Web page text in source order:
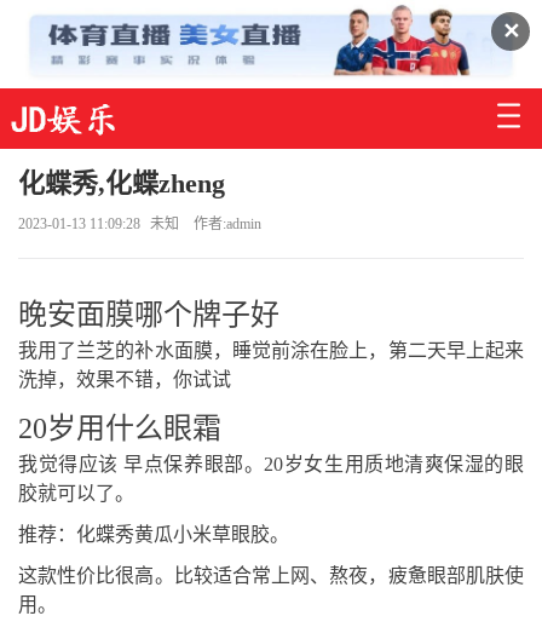
✕
化蝶秀,化蝶zheng
2023-01-13 11:09:28 未知 作者:admin
晚安面膜哪个牌子好
我用了兰芝的补水面膜，睡觉前涂在脸上，第二天早上起来
洗掉，效果不错，你试试
20岁用什么眼霜
我觉得应该 早点保养眼部。20岁女生用质地清爽保湿的眼
胶就可以了。
推荐：化蝶秀黄瓜小米草眼胶。
这款性价比很高。比较适合常上网、熬夜，疲惫眼部肌肤使
用。